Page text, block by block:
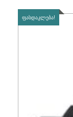
ᲤᲐᲡᲓᲐᲙᲚᲔᲑᲐ!